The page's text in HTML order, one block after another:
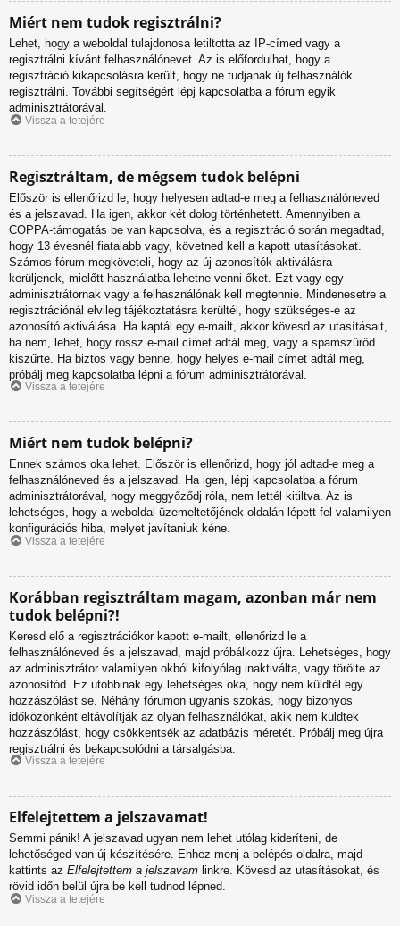
Miért nem tudok regisztrálni?
Lehet, hogy a weboldal tulajdonosa letiltotta az IP-címed vagy a
regisztrálni kívánt felhasználónevet. Az is előfordulhat, hogy a
regisztráció kikapcsolásra került, hogy ne tudjanak új felhasználók
regisztrálni. További segítségért lépj kapcsolatba a fórum egyik
adminisztrátorával.
Vissza a tetejére
Regisztráltam, de mégsem tudok belépni
Először is ellenőrizd le, hogy helyesen adtad-e meg a felhasználóneved
és a jelszavad. Ha igen, akkor két dolog történhetett. Amennyiben a
COPPA-támogatás be van kapcsolva, és a regisztráció során megadtad,
hogy 13 évesnél fiatalabb vagy, követned kell a kapott utasításokat.
Számos fórum megköveteli, hogy az új azonosítók aktiválásra
kerüljenek, mielőtt használatba lehetne venni őket. Ezt vagy egy
adminisztrátornak vagy a felhasználónak kell megtennie. Mindenesetre a
regisztrációnál elvileg tájékoztatásra kerültél, hogy szükséges-e az
azonosító aktiválása. Ha kaptál egy e-mailt, akkor kövesd az utasításait,
ha nem, lehet, hogy rossz e-mail címet adtál meg, vagy a spamszűrőd
kiszűrte. Ha biztos vagy benne, hogy helyes e-mail címet adtál meg,
próbálj meg kapcsolatba lépni a fórum adminisztrátorával.
Vissza a tetejére
Miért nem tudok belépni?
Ennek számos oka lehet. Először is ellenőrizd, hogy jól adtad-e meg a
felhasználóneved és a jelszavad. Ha igen, lépj kapcsolatba a fórum
adminisztrátorával, hogy meggyőződj róla, nem lettél kitiltva. Az is
lehetséges, hogy a weboldal üzemeltetőjének oldalán lépett fel valamilyen
konfigurációs hiba, melyet javítaniuk kéne.
Vissza a tetejére
Korábban regisztráltam magam, azonban már nem
tudok belépni?!
Keresd elő a regisztrációkor kapott e-mailt, ellenőrizd le a
felhasználóneved és a jelszavad, majd próbálkozz újra. Lehetséges, hogy
az adminisztrátor valamilyen okból kifolyólag inaktiválta, vagy törölte az
azonosítód. Ez utóbbinak egy lehetséges oka, hogy nem küldtél egy
hozzászólást se. Néhány fórumon ugyanis szokás, hogy bizonyos
időközönként eltávolítják az olyan felhasználókat, akik nem küldtek
hozzászólást, hogy csökkentsék az adatbázis méretét. Próbálj meg újra
regisztrálni és bekapcsolódni a társalgásba.
Vissza a tetejére
Elfelejtettem a jelszavamat!
Semmi pánik! A jelszavad ugyan nem lehet utólag kideríteni, de
lehetőséged van új készítésére. Ehhez menj a belépés oldalra, majd
kattints az Elfelejtettem a jelszavam linkre. Kövesd az utasításokat, és
rövid időn belül újra be kell tudnod lépned.
Vissza a tetejére